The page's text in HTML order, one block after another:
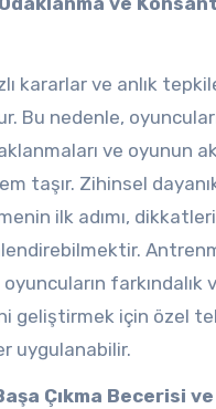
kararlar ve anlık
Bu nedenle,
ve oyunun
taşır. Zihinsel
ilk adımı,
oyuncuların
geliştirmek için özel
uygulanabilir.
Çıkma Becerisi